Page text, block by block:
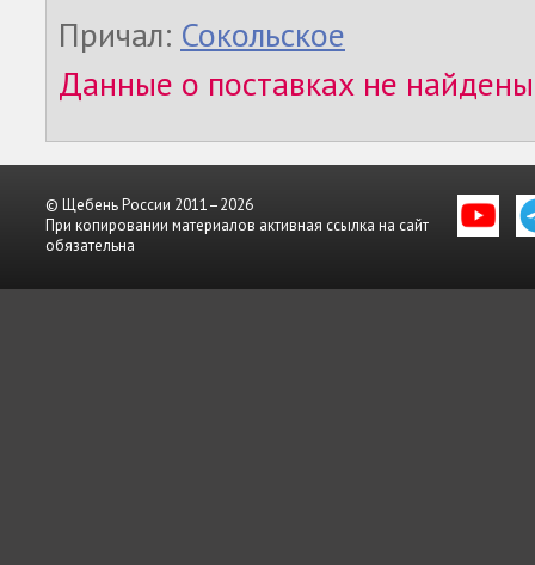
Причал: Сокольское
Данные о поставках не найдены
© Щебень России 2011–2026
При копировании материалов активная ссылка на сайт
обязательна